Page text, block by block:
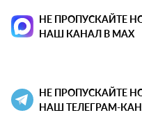
НЕ ПРОПУСКАЙТЕ
НАШ КАНАЛ В MAX
НЕ ПРОПУСКАЙТЕ
НАШ ТЕЛЕГРАМ-